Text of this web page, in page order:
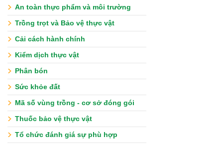
An toàn thực phẩm và môi trường
Trồng trọt và Bảo vệ thực vật
Cải cách hành chính
Kiểm dịch thực vật
Phân bón
Sức khỏe đất
Mã số vùng trồng - cơ sở đóng gói
Thuốc bảo vệ thực vật
Tổ chức đánh giá sự phù hợp